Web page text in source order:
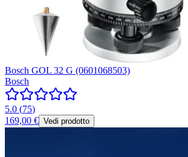
Bosch GOL 32 G (0601068503)
Bosch
5.0 (75)
169,00 € Vedi prodotto